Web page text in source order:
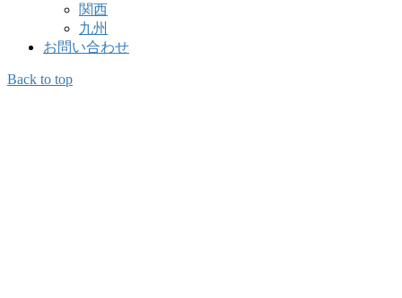
関西
九州
お問い合わせ
Back to top